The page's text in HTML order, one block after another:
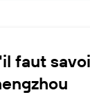
faut